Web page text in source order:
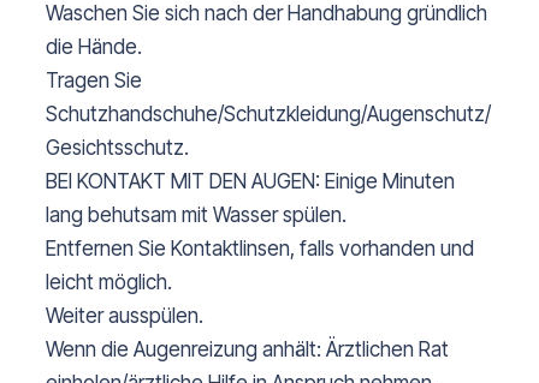
Waschen Sie sich nach der Handhabung gründlich
die Hände.
Tragen Sie
Schutzhandschuhe/Schutzkleidung/Augenschutz/
Gesichtsschutz.
BEI KONTAKT MIT DEN AUGEN: Einige Minuten
lang behutsam mit Wasser spülen.
Entfernen Sie Kontaktlinsen, falls vorhanden und
leicht möglich.
Weiter ausspülen.
Wenn die Augenreizung anhält: Ärztlichen Rat